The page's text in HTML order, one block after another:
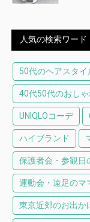
人気の検索ワード
50代のヘアスタイ
40代50代のおしゃ
UNIQLOコーデ
ハイブランド
保護者会・参観日
運動会・遠足のマ
東京近郊のお出か